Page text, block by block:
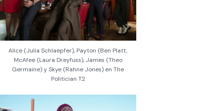
Alice (Julia Schlaepfer), Payton (Ben Platt,
McAfee (Laura Dreyfuss), James (Theo
Germaine) y Skye (Rahne Jones) en The
Politician T2